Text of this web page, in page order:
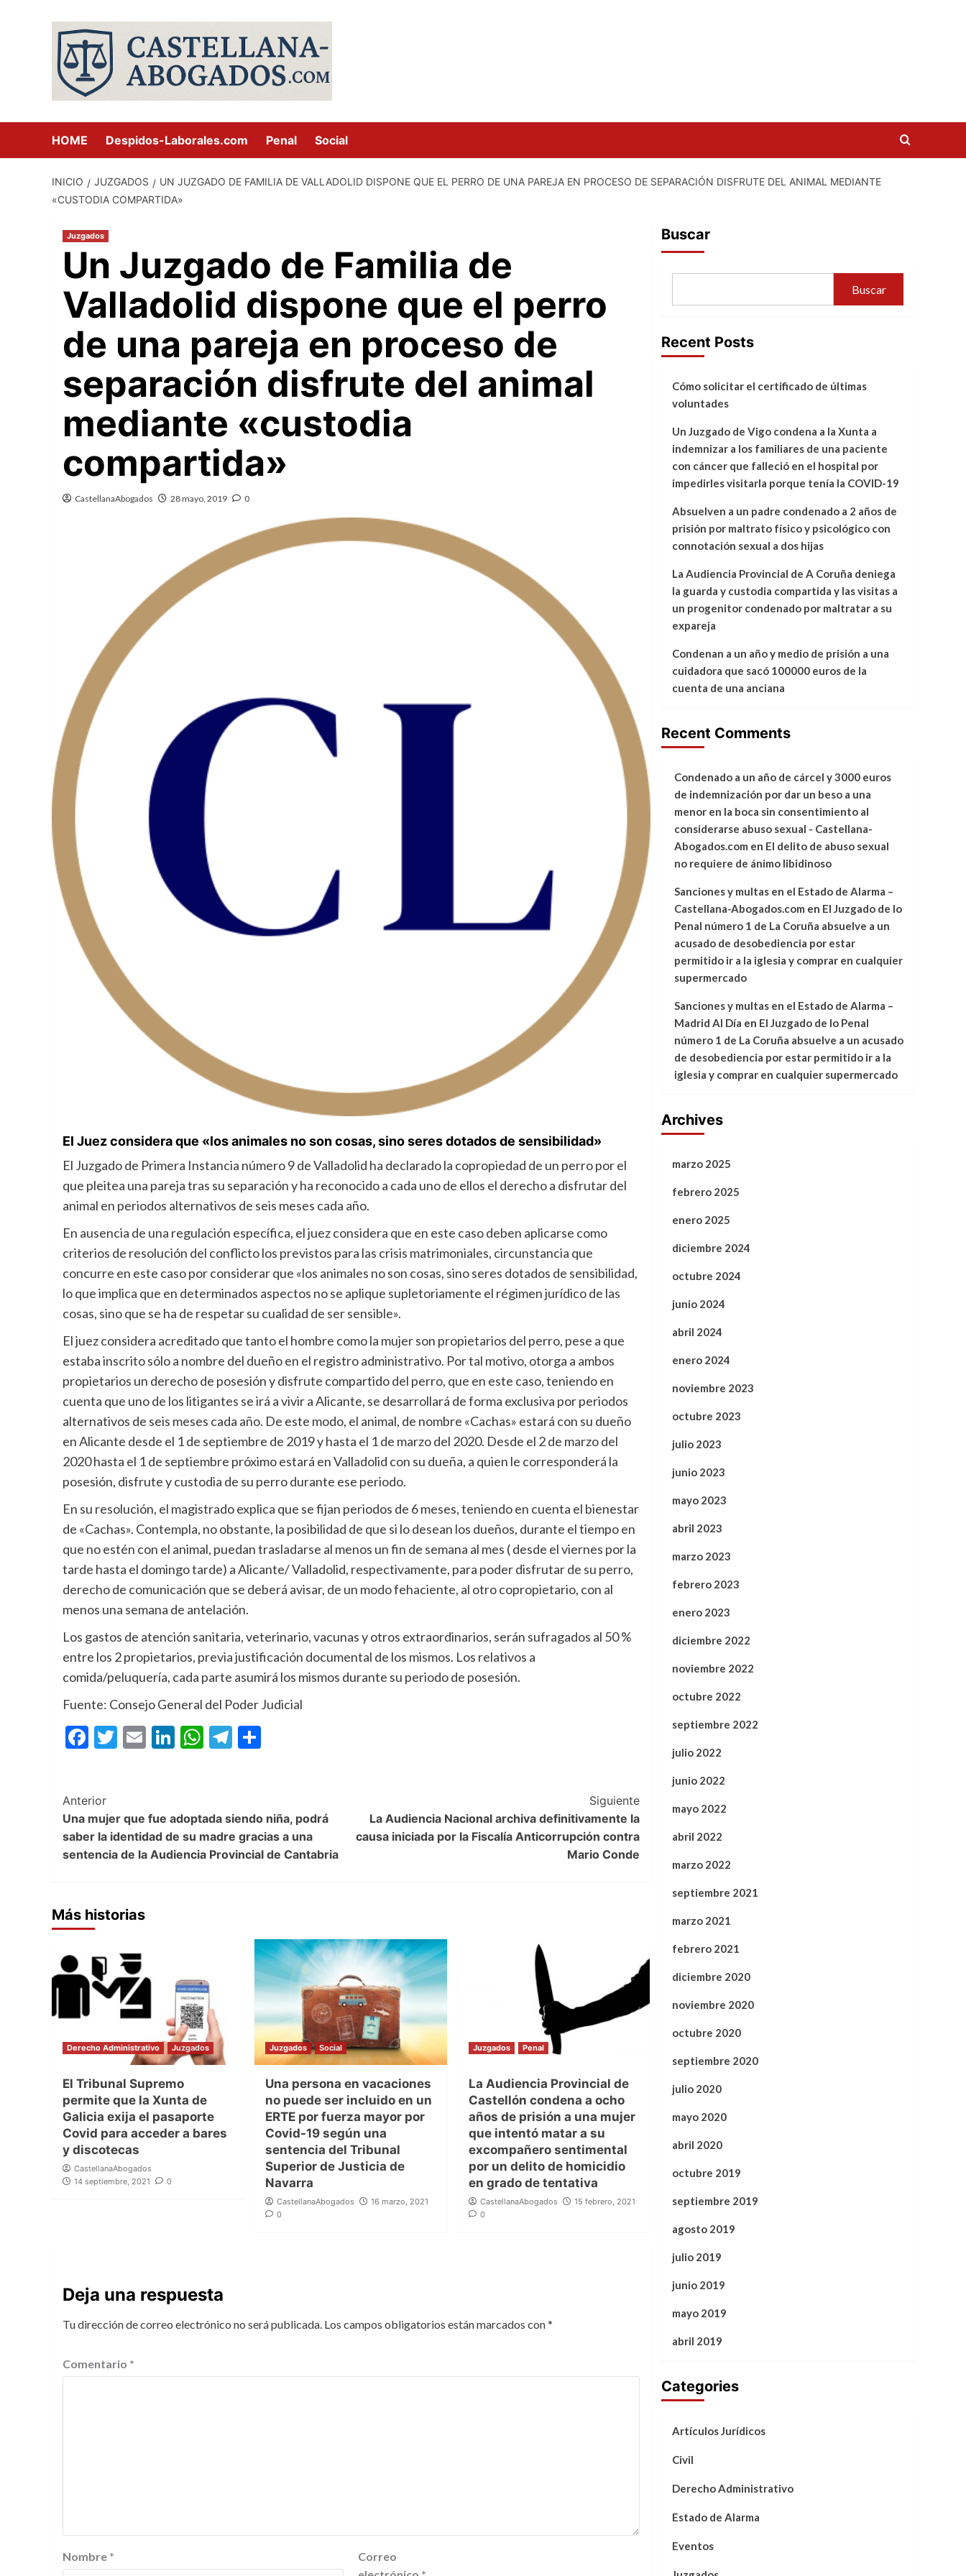
HOME Despidos-Laborales.com Penal Social
INICIO JUZGADOS
UN JUZGADO DE FAMILIA DE VALLADOLID DISPONE QUE EL PERRO DE UNA PAREJA EN PROCESO DE SEPARACIÓN DISFRUTE DEL ANIMAL MEDIANTE
«CUSTODIA COMPARTIDA»
Juzgados
Un Juzgado de Familia de
Valladolid dispone que el perro
de una pareja en proceso de
separación disfrute del animal
mediante «custodia
compartida»
CastellanaAbogados 28 mayo, 2019 0
El Juez considera que «los animales no son cosas, sino seres dotados de sensibilidad»
El Juzgado de Primera Instancia número 9 de Valladolid ha declarado la copropiedad de un perro por el
que pleitea una pareja tras su separación y ha reconocido a cada uno de ellos el derecho a disfrutar del
animal en periodos alternativos de seis meses cada año.
En ausencia de una regulación específica, el juez considera que en este caso deben aplicarse como
criterios de resolución del conflicto los previstos para las crisis matrimoniales, circunstancia que
concurre en este caso por considerar que «los animales no son cosas, sino seres dotados de sensibilidad,
lo que implica que en determinados aspectos no se aplique supletoriamente el régimen jurídico de las
cosas, sino que se ha de respetar su cualidad de ser sensible».
El juez considera acreditado que tanto el hombre como la mujer son propietarios del perro, pese a que
estaba inscrito sólo a nombre del dueño en el registro administrativo. Por tal motivo, otorga a ambos
propietarios un derecho de posesión y disfrute compartido del perro, que en este caso, teniendo en
cuenta que uno de los litigantes se irá a vivir a Alicante, se desarrollará de forma exclusiva por periodos
alternativos de seis meses cada año. De este modo, el animal, de nombre «Cachas» estará con su dueño
en Alicante desde el 1 de septiembre de 2019 y hasta el 1 de marzo del 2020. Desde el 2 de marzo del
2020 hasta el 1 de septiembre próximo estará en Valladolid con su dueña, a quien le corresponderá la
posesión, disfrute y custodia de su perro durante ese periodo.
En su resolución, el magistrado explica que se fijan periodos de 6 meses, teniendo en cuenta el bienestar
de «Cachas». Contempla, no obstante, la posibilidad de que si lo desean los dueños, durante el tiempo en
que no estén con el animal, puedan trasladarse al menos un fin de semana al mes ( desde el viernes por la
tarde hasta el domingo tarde) a Alicante/ Valladolid, respectivamente, para poder disfrutar de su perro,
derecho de comunicación que se deberá avisar, de un modo fehaciente, al otro copropietario, con al
menos una semana de antelación.
Los gastos de atención sanitaria, veterinario, vacunas y otros extraordinarios, serán sufragados al 50 %
entre los 2 propietarios, previa justificación documental de los mismos. Los relativos a
comida/peluquería, cada parte asumirá los mismos durante su periodo de posesión.
Fuente: Consejo General del Poder Judicial
Facebook
Twitter
EmailLinkedIn
WhatsApp
Telegram
Post
Navigation
Anterior
Una mujer que fue adoptada siendo niña, podrá
saber la identidad de su madre gracias a una
sentencia de la Audiencia Provincial de Cantabria
Siguiente
La Audiencia Nacional archiva definitivamente la
causa iniciada por la Fiscalía Anticorrupción contra
Mario Conde
Más historias
Derecho Administrativo Juzgados
El Tribunal Supremo
permite que la Xunta de
Galicia exija el pasaporte
Covid para acceder a bares
y discotecas
CastellanaAbogados
14 septiembre, 2021
0
Juzgados Social
Una persona en vacaciones
no puede ser incluido en un
ERTE por fuerza mayor por
Covid-19 según una
sentencia del Tribunal
Superior de Justicia de
Navarra
CastellanaAbogados
16 marzo, 2021
0
Juzgados Penal
La Audiencia Provincial de
Castellón condena a ocho
años de prisión a una mujer
que intentó matar a su
excompañero sentimental
por un delito de homicidio
en grado de tentativa
CastellanaAbogados
15 febrero, 2021
0
Deja una respuesta
Tu dirección de correo electrónico no será publicada. Los campos obligatorios están marcados con*
Comentario *
Nombre *
Correo
Buscar
Buscar
Recent Posts
Cómo solicitar el certificado de últimas
voluntades
Un Juzgado de Vigo condena a la Xunta a
indemnizar a los familiares de una paciente
con cáncer que falleció en el hospital por
impedirles visitarla porque tenía la COVID-19
Absuelven a un padre condenado a 2 años de
prisión por maltrato físico y psicológico con
connotación sexual a dos hijas
La Audiencia Provincial de A Coruña deniega
la guarda y custodia compartida y las visitas a
un progenitor condenado por maltratar a su
expareja
Condenan a un año y medio de prisión a una
cuidadora que sacó 100000 euros de la
cuenta de una anciana
Recent Comments
Condenado a un año de cárcel y 3000 euros
de indemnización por dar un beso a una
menor en la boca sin consentimiento al
considerarse abuso sexual - Castellana-
Abogados.com en El delito de abuso sexual
no requiere de ánimo libidinoso
Sanciones y multas en el Estado de Alarma –
Castellana-Abogados.com en El Juzgado de lo
Penal número 1 de La Coruña absuelve a un
acusado de desobediencia por estar
permitido ir a la iglesia y comprar en cualquier
supermercado
Sanciones y multas en el Estado de Alarma –
Madrid Al Día en El Juzgado de lo Penal
número 1 de La Coruña absuelve a un acusado
de desobediencia por estar permitido ir a la
iglesia y comprar en cualquier supermercado
Archives
marzo 2025
febrero 2025
enero 2025
diciembre 2024
octubre 2024
junio 2024
abril 2024
enero 2024
noviembre 2023
octubre 2023
julio 2023
junio 2023
mayo 2023
abril 2023
marzo 2023
febrero 2023
enero 2023
diciembre 2022
noviembre 2022
octubre 2022
septiembre 2022
julio 2022
junio 2022
mayo 2022
abril 2022
marzo 2022
septiembre 2021
marzo 2021
febrero 2021
diciembre 2020
noviembre 2020
octubre 2020
septiembre 2020
julio 2020
mayo 2020
abril 2020
octubre 2019
septiembre 2019
agosto 2019
julio 2019
junio 2019
mayo 2019
abril 2019
Categories
Artículos Jurídicos
Civil
Derecho Administrativo
Estado de Alarma
Eventos